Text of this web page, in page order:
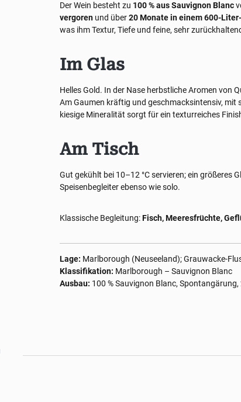
Der Wein besteht zu 100 % aus Sauvignon Blanc
vergoren und über20 Monate in einem 600-
was ihm Textur, Tiefe und feine, sehr
Im Glas
Helles Gold. In der Nase herbstliche Aromen von
Am Gaumen kräftig und geschmacksintensiv, mit
kiesige Mineralität sorgt für ein texturreiches
Am Tisch
Gut gekühlt bei 10–12 °C servieren; ein größeres
Speisenbegleiter ebenso wie solo.
Klassische Begleitung:Fisch, Meeresfrüchte,
Lage: Marlborough (Neuseeland); Grauwacke-
Klassifikation: Marlborough – Sauvignon Blanc
Ausbau: 100 % Sauvignon Blanc,